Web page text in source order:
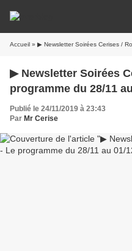
Accueil » ▶ Newsletter Soirées Cerises /
▶ Newsletter Soirées
programme du 28/11
Publié le 24/11/2019 à 23:43
Par Mr Cerise